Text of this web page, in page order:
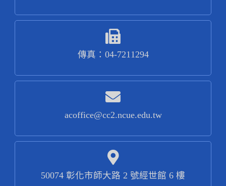
傳真：04-7211294
acoffice@cc2.ncue.edu.tw
50074 彰化市師大路 2 號經世館 6 樓